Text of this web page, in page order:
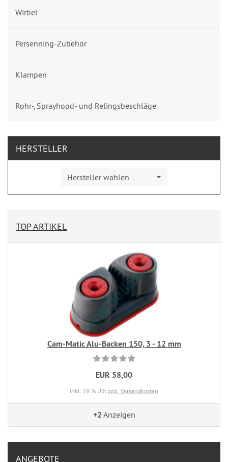
Wirbel
Persenning-Zubehör
Klampen
Rohr-, Sprayhood- und Relingsbeschläge
HERSTELLER
Hersteller wählen
TOP ARTIKEL
Cam-Matic Alu-Backen 150, 3 - 12 mm
EUR 58,00
inkl. 19 % USt zzgl. Versandkosten
+2 Anzeigen
ANGEBOTE